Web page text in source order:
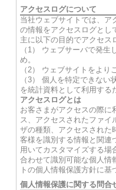
アクセスログについて
当社ウェブサイトでは、ア
の情報をアクセスログとし
主に以下の目的でアクセス
（1） ウェブサーバで発
め。
（2） ウェブサイトをより
（3） 個人を特定できな
を統計資料として利用する
アクセスログとは
お客さまがアクセスの際に
ス、アクセスされたファイ
ザの種類、アクセスされた
客様を識別する情報と関連
用いてカスタマイズする場
合わせて識別可能な個人情
トの個人情報保護方針に基
個人情報保護に関する問合